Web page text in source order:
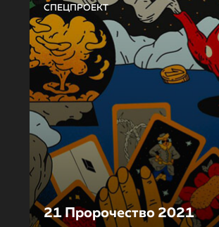
СПЕЦПРОЕКТ
21 Пророчество 2021